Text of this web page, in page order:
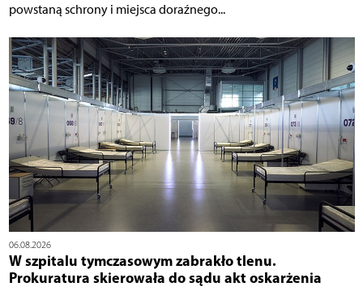
powstaną schrony i miejsca doraźnego...
06.08.2026
W szpitalu tymczasowym zabrakło tlenu.
Prokuratura skierowała do sądu akt oskarżenia